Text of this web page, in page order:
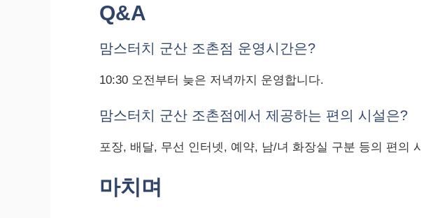
Q&A
맘스터치 군산 조촌점 운영시간은?
10:30 오전부터 늦은 저녁까지 운영합니다.
맘스터치 군산 조촌점에서 제공하는 편의 시설은?
포장, 배달, 무선 인터넷, 예약, 남/녀 화장실 구분 등의 편의
마치며